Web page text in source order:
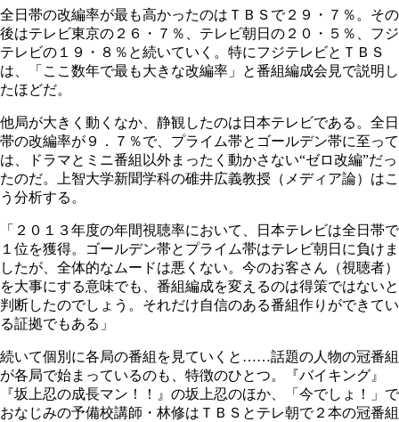
全日帯の改編率が最も高かったのはＴＢＳで２９・７％。その
後はテレビ東京の２６・７％、テレビ朝日の２０・５％、フジ
テレビの１９・８％と続いていく。特にフジテレビとＴＢＳ
は、「ここ数年で最も大きな改編率」と番組編成会見で説明し
たほどだ。
他局が大きく動くなか、静観したのは日本テレビである。全日
帯の改編率が９．７％で、プライム帯とゴールデン帯に至って
は、ドラマとミニ番組以外まったく動かさない“ゼロ改編”だっ
たのだ。上智大学新聞学科の碓井広義教授（メディア論）はこ
う分析する。
「２０１３年度の年間視聴率において、日本テレビは全日帯で
１位を獲得。ゴールデン帯とプライム帯はテレビ朝日に負けま
したが、全体的なムードは悪くない。今のお客さん（視聴者）
を大事にする意味でも、番組編成を変えるのは得策ではないと
判断したのでしょう。それだけ自信のある番組作りができてい
る証拠でもある」
続いて個別に各局の番組を見ていくと……話題の人物の冠番組
が各局で始まっているのも、特徴のひとつ。『バイキング』
『坂上忍の成長マン！！』の坂上忍のほか、「今でしょ！」で
おなじみの予備校講師・林修はＴＢＳとテレ朝で２本の冠番組